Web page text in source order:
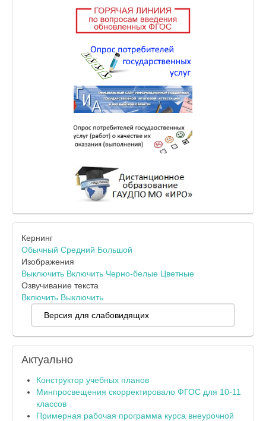
Кернинг
Обычный Средний Большой
Изображения
Выключить Включить Черно-белые Цветные
Озвучивание текста
Включить Выключить
Версия для слабовидящих
Актуально
Конструктор учебных планов
Минпросвещения скорректировало ФГОС для 10-11
классов
Примерная рабочая программа курса внеурочной